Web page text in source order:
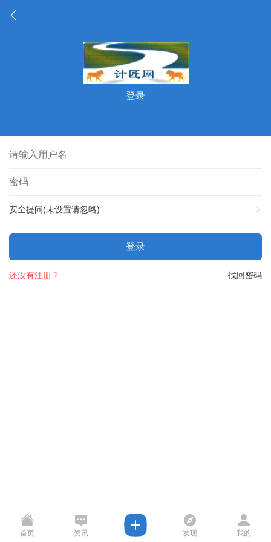
登录
安全提问(未设置请忽略)
登录
找回密码
还没有注册？
首页 资讯 发现 我的